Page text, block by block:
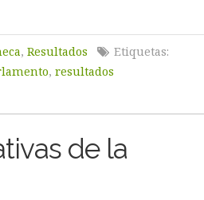
, Resultados
Etiquetas:
, resultados
de la